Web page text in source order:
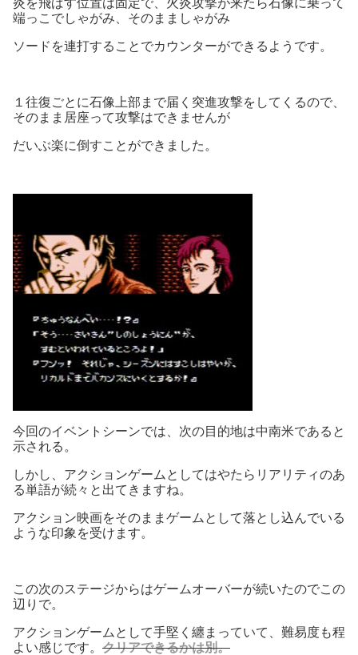
端っこでしゃがみ、そのまましゃがみ
ソードを連打することでカウンターができるようです。
１往復ごとに石像上部まで届く突進攻撃をしてくるので、
そのまま居座って攻撃はできませんが
だいぶ楽に倒すことができました。
今回のイベントシーンでは、次の目的地は中南米であると
示される。
しかし、アクションゲームとしてはやたらリアリティのあ
る単語が続々と出てきますね。
アクション映画をそのままゲームとして落とし込んでいる
ような印象を受けます。
この次のステージからはゲームオーバーが続いたのでこの
辺りで。
アクションゲームとして手堅く纏まっていて、難易度も程
よい感じです。 クリアできるかは別。